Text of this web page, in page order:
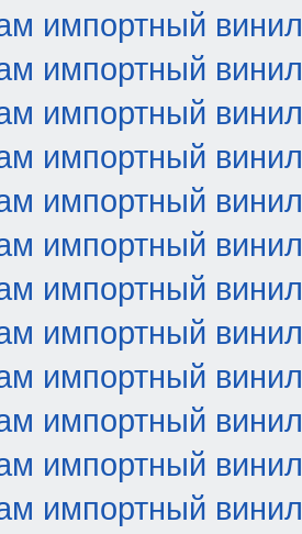
импортный винил
импортный винил
импортный винил
импортный винил
импортный винил
импортный винил
импортный винил
импортный винил
импортный винил
импортный винил
импортный винил
импортный винил